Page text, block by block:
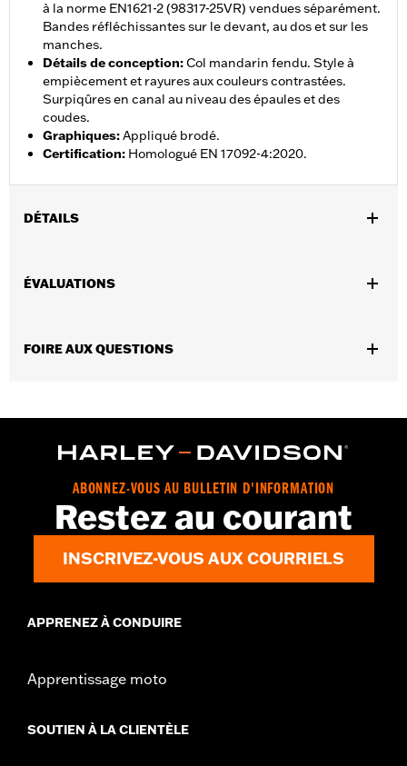
à la norme EN1621-2 (98317-25VR) vendues séparément.
Bandes réfléchissantes sur le devant, au dos et sur les
manches.
Détails de conception:Col mandarin fendu. Style à
empiècement et rayures aux couleurs contrastées.
Surpiqûres en canal au niveau des épaules et des
coudes.
Graphiques:Appliqué brodé.
Certification: Homologué EN 17092-4:2020.
DÉTAILS
Caractéristiques fonctionnelles:
Poches
GARANTIE:Garantie limitée de 1 an – Rendez-vous au
www.h-
Technology:Action Back,Reflective
Ventilation Type: Mesh
Importé
ÉVALUATIONS
FOIRE AUX QUESTIONS
ABONNEZ-VOUS AU BULLETIN D'INFORMATION
Restez au courant
INSCRIVEZ-VOUS AUX COURRIELS
APPRENEZ À CONDUIRE
Apprentissage moto
SOUTIEN À LA CLIENTÈLE